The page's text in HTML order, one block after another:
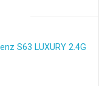
S63 LUXURY 2.4G